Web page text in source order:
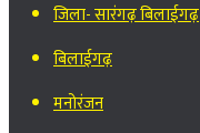
जिला- सारंगढ़ बिलाईगढ़
बिलाईगढ़
मनोरंजन